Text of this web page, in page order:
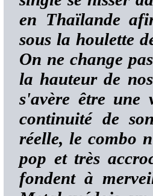
en Thaïlande
sous la houlette
On ne change
la hauteur de
s'avère être une
continuité de
réelle, le combo
pop et très
fondent à